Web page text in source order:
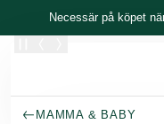
Necessär på köpet
MAMMA & BABY